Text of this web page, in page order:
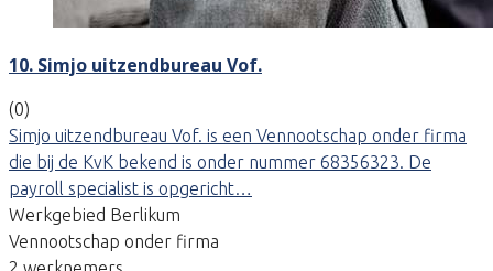
10. Simjo uitzendbureau Vof.
(0)
Simjo uitzendbureau Vof. is een Vennootschap onder firma
die bij de KvK bekend is onder nummer 68356323. De
payroll specialist is opgericht…
Werkgebied Berlikum
Vennootschap onder firma